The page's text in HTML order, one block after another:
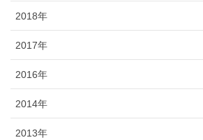
2018年
2017年
2016年
2014年
2013年